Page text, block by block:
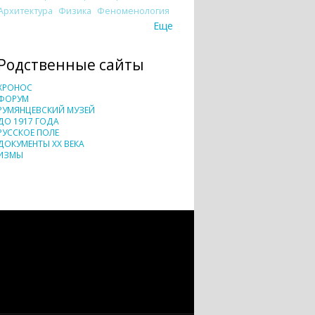
Физика Феноменология
Еще
сайты
МУЗЕЙ
1917 ГОДА
ПОЛЕ
XX ВЕКА